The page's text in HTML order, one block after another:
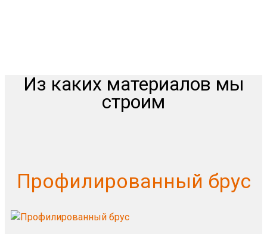
Из каких материалов мы
строим
Профилированный брус